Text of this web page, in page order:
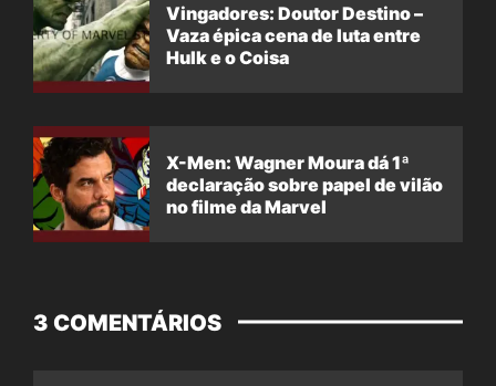
Vingadores: Doutor Destino –
Vaza épica cena de luta entre
Hulk e o Coisa
X-Men: Wagner Moura dá 1ª
declaração sobre papel de vilão
no filme da Marvel
3 COMENTÁRIOS